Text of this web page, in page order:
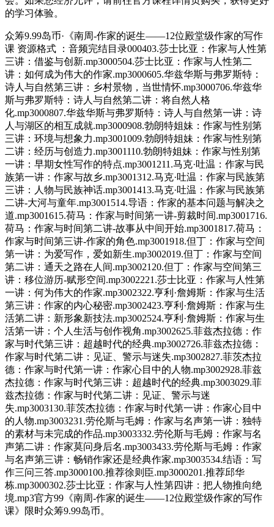
的学习体验。
众筹9.99岛币·《南周-作家的诞生——12位殿堂级作家的写作
课 资源格式 ：音频完结目录000403.莎士比亚：作家与人性第
三讲：借鉴与创新.mp3000504.莎士比亚：作家与人性第二
讲：如何成为伟大的作家.mp3000605.华兹华斯与弗罗斯特：
诗人与自然第三讲：乡村景物，当世情怀.mp3000706.华兹华
斯与弗罗斯特：诗人与自然第二讲：将自然人格
化.mp3000807.华兹华斯与弗罗斯特：诗人与自然第一讲：诗
人与湖区的相互成就.mp3000908.勃朗特姐妹：作家与性别第
三讲：环境与想象力.mp3001009.勃朗特姐妹：作家与性别第
二讲：经历与创造力.mp3001110.勃朗特姐妹：作家与性别第
一讲：早期女性写作的特点.mp3001211.马克·吐温：作家与民
族第一讲：作家与故乡.mp3001312.马克·吐温：作家与民族第
三讲：人物与民族神话.mp3001413.马克·吐温：作家与民族第
二讲-大河与童年.mp3001514.导语：作家的基本问题与解决之
道.mp3001615.荷马：作家与时间第一讲-剪裁时间.mp3001716.
荷马：作家与时间第二讲-故事从中间开始.mp3001817.荷马：
作家与时间第三讲-作家的角色.mp3001918.但丁：作家与空间
第一讲：为爱写作，爱如新生.mp3002019.但丁：作家与空间
第二讲：通天之路在人间.mp3002120.但丁：作家与空间第三
讲：移位游历-赋形空间.mp3002221.莎士比亚：作家与人性第
一讲：何为伟大的作家.mp3002322.亨利·詹姆斯：作家与生活
第三讲：作家的内心秘密.mp3002423.亨利·詹姆斯：作家与生
活第二讲：新形象新技法.mp3002524.亨利·詹姆斯：作家与生
活第一讲：个人生活与创作视角.mp3002625.菲兹杰拉德：作
家与时代第三讲：超越时代的经典.mp3002726.菲兹杰拉德：
作家与时代第二讲：见证、警示与迷失.mp3002827.菲茨杰拉
德：作家与时代第一讲：作家心目中的人物.mp3002928.菲兹
杰拉德：作家与时代第三讲：超越时代的经典.mp3003029.菲
兹杰拉德：作家与时代第二讲：见证、警示与迷
失.mp3003130.菲茨杰拉德：作家与时代第一讲：作家心目中
的人物.mp3003231.劳伦斯与毛姆：作家与名声第一讲：独特
的素材与未完成的作品.mp3003332.劳伦斯与毛姆：作家与名
声第二讲：作家莫问身后名.mp3003433.劳伦斯与毛姆：作家
与名声第三讲：畅销作家还是经典作家.mp3003534.结语：写
作三问三答.mp3000100.推荐徐则臣.mp3000201.推荐邱华
栋.mp3000302.莎士比亚：作家与人性第四讲：把人物推向绝
境.mp3官方99《南周-作家的诞生——12位殿堂级作家的写作
课》限时众筹9.99岛币。